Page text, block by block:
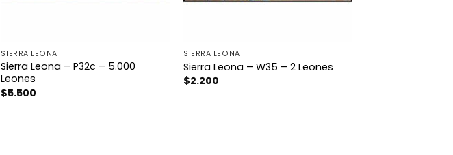
SIERRA LEONA
Sierra Leona – P32c – 5.000
Leones
$5.500
SIERRA LEONA
Sierra Leona – W35 – 2 Leones
$2.200